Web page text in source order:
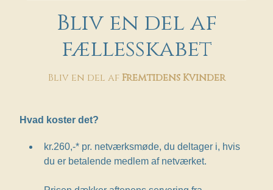
Bliv en del af
fællesskabet
Bliv en del afFremtidens Kvinder
Hvad koster det?
kr.260,-* pr. netværksmøde, du deltager i, hvis
du er betalende medlem af netværket.